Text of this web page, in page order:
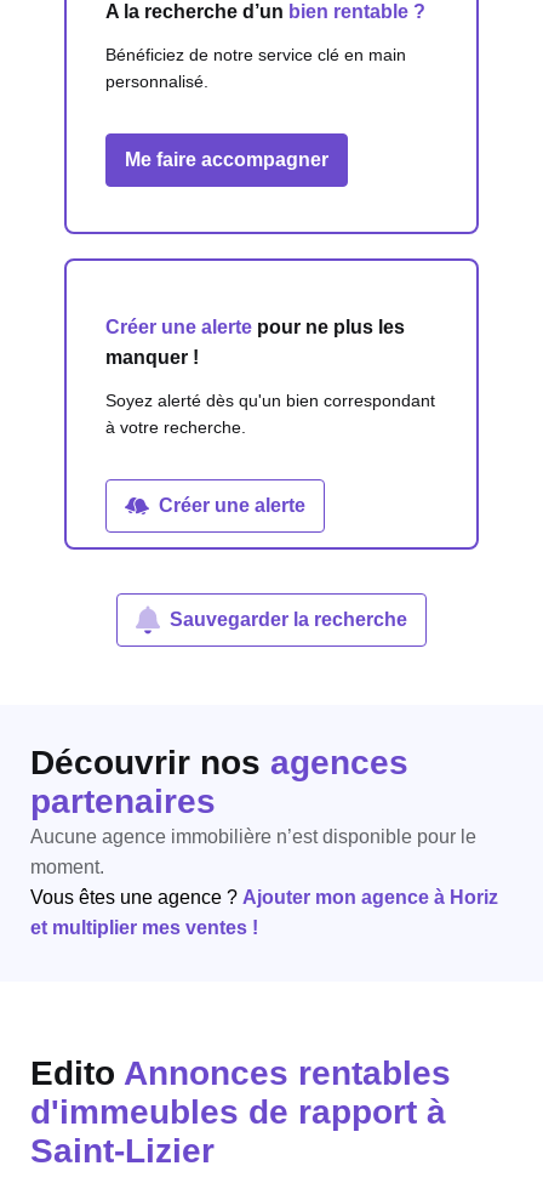
A la recherche d’un bien rentable ?
Bénéficiez de notre service clé en main
personnalisé.
Me faire accompagner
Créer une alerte pour ne plus les
manquer !
Soyez alerté dès qu'un bien correspondant
à votre recherche.
Créer une alerte
Sauvegarder la recherche
Découvrir nos agences
partenaires
Aucune agence immobilière n’est disponible pour le
moment.
Vous êtes une agence ? Ajouter mon agence à Horiz
et multiplier mes ventes !
Edito Annonces rentables
d'immeubles de rapport à
Saint-Lizier